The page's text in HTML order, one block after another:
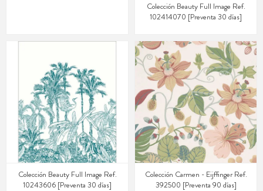
Colección Beauty Full Image Ref.
102414070 [Preventa 30 días]
Colección Beauty Full Image Ref.
10243606 [Preventa 30 días]
Colección Carmen - Eijffinger Ref.
392500 [Preventa 90 días]